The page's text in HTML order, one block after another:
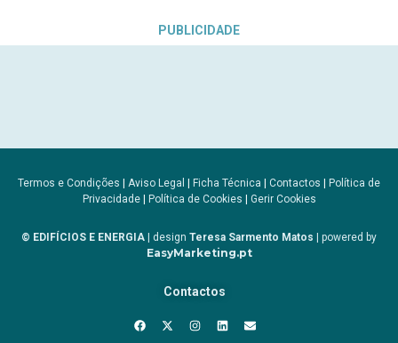
PUBLICIDADE
Termos e Condições Aviso Legal Ficha Técnica Contactos
Política de
Privacidade| Política de Cookies Gerir Cookies
© EDIFÍCIOS E ENERGIA | design Teresa Sarmento Matos | powered by
EasyMarketing.pt
Contactos